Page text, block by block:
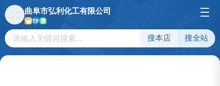
曲阜市弘利化工有限公司
TP微
搜本店 搜全站